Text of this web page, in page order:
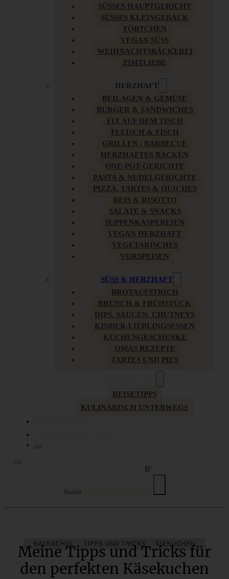
SÜSSES HAUPTGERICHT
SÜSSES KLEINGEBÄCK
TÖRTCHEN
VEGAN SÜSS
WEIHNACHTSBÄCKEREI
ZIMTLIEBE
HERZHAFT
BEILAGEN & GEMÜSE
BURGER & SANDWICHES
FIX AUF DEM TISCH
FLEISCH & FISCH
GRILLEN / BARBECUE
HERZHAFTES BACKEN
ONE-POT-GERICHTE
PASTA & NUDELGERICHTE
PIZZA, TARTES & QUICHES
REIS & RISOTTO
SALATE & SNACKS
SUPPENKASPEREIEN
VEGAN HERZHAFT
VEGETARISCHES
VORSPEISEN
SÜSS & HERZHAFT
BROTAUFSTRICH
BRUNCH & FRÜHSTÜCK
DIPS, SAUCEN, CHUTNEYS
KINDER-LIEBLINGSESSEN
KÜCHENGESCHENKE
OMAS REZEPTE
TARTES UND PIES
REISETIPPS
KULINARISCH UNTERWEGS
BACKSCHULE CHEESECAKE & KÄSEKUCHEN
TIPPS UND TRICKS
Meine Tipps und Tricks für
den perfekten Käsekuchen